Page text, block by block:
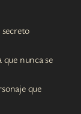
nunca se
que